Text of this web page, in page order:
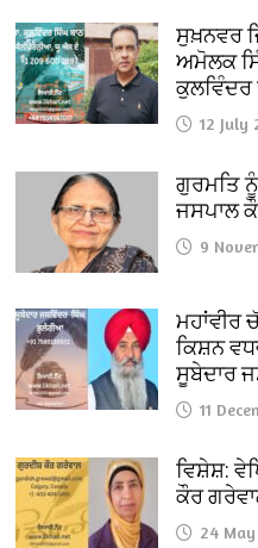
ਸੁਖ਼ਨਵਰ
ਅਮੋਲਕ
ਕੁਲਵਿੰਦਰ
12 July
ਗੁਰਮਤਿ
ਜਸਪਾਲ
9
ਮਹਾਂਵੀਰ
ਕਿਸ਼ਨ
ਸੂਬੇਦਾਰ
11
ਵਿਸ਼ੇਸ਼:
ਕੌਰ
24